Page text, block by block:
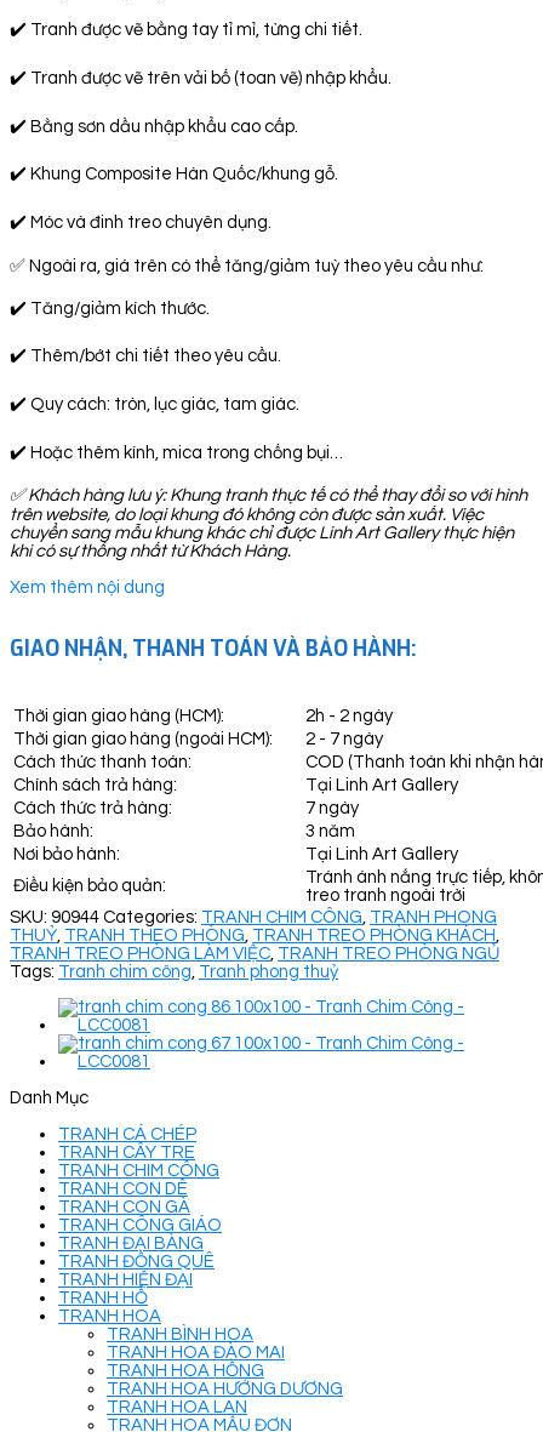
✔️ Tranh được vẽ bằng tay tỉ mỉ, từng chi tiết.
✔️ Tranh được vẽ trên vải bố (toan vẽ) nhập khẩu.
✔️ Bằng sơn dầu nhập khẩu cao cấp.
✔️ Khung Composite Hàn Quốc/khung gỗ.
✔️ Móc và đinh treo chuyên dụng.
✅ Ngoài ra, giá trên có thể tăng/giảm tuỳ theo yêu cầu như:
✔️ Tăng/giảm kích thước.
✔️ Thêm/bớt chi tiết theo yêu cầu.
✔️ Quy cách: tròn, lục giác, tam giác.
✔️ Hoặc thêm kính, mica trong chống bụi…
✅Khách hàng lưu ý: Khung tranh thực tế có thể thay đổi so với hình
trên website, do loại khung đó không còn được sản xuất. Việc
chuyển sang mẫu khung khác chỉ được Linh Art Gallery thực hiện
khi có sự thống nhất từ Khách Hàng.
Xem thêm nội dung
GIAO NHẬN, THANH TOÁN VÀ BẢO HÀNH:
Thời gian giao hàng (HCM):
2h - 2 ngày
Thời gian giao hàng (ngoài HCM):
2 - 7 ngày
Cách thức thanh toán:
COD (Thanh toán khi nhận
Chính sách trả hàng:
Tại Linh Art Gallery
Cách thức trả hàng:
7 ngày
Bảo hành:
3 năm
Nơi bảo hành:
Tại Linh Art Gallery
Điều kiện bảo quản:
Tránh ánh nắng trực tiếp,
treo tranh ngoài trời
SKU: 90944 Categories: TRANH CHIM CÔNG TRANH PHONG
THUỶ TRANH THEO PHÒNG TRANH TREO PHÒNG KHÁCH
TRANH TREO PHÒNG LÀM VIỆC TRANH TREO PHÒNG NGỦ
Tags: Tranh chim công Tranh phong thuỷ
Danh Mục
TRANH CÁ CHÉP
TRANH CÂY TRE
TRANH CHIM CÔNG
TRANH CON DÊ
TRANH CON GÀ
TRANH CÔNG GIÁO
TRANH ĐẠI BÀNG
TRANH ĐỒNG QUÊ
TRANH HIỆN ĐẠI
TRANH HỔ
TRANH HOA
TRANH BÌNH HOA
TRANH HOA ĐÀO MAI
TRANH HOA HỒNG
TRANH HOA HƯỚNG DƯƠNG
TRANH HOA LAN
TRANH HOA MẪU ĐƠN